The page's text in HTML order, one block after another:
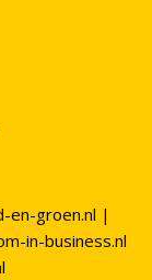
en-groen.nl |
in-business.nl